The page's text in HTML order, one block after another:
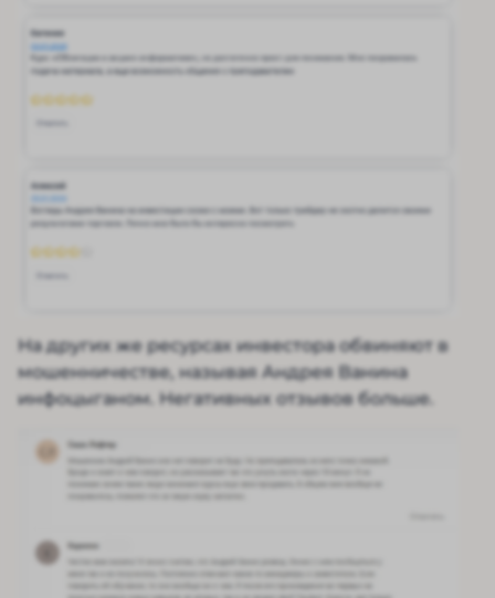
На других же ресурсах инвестора обвиняют в
мошенничестве, называя Андрея Ванина
инфоцыганом. Негативных отзывов больше.